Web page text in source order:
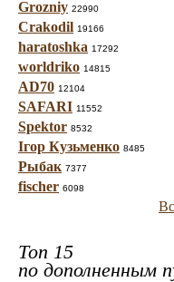
Grozniy 22990
Crakodil 19166
haratoshka 17292
worldriko 14815
AD70 12104
SAFARI 11552
Spektor 8532
Ігор Кузьменко 8485
Рыбак 7377
fischer 6098
Топ 15
по дополненным